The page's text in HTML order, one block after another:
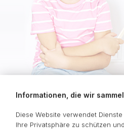
Informationen, die wir
Diese Website verwendet
Ihre Privatsphäre zu schützen